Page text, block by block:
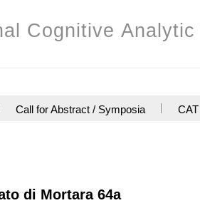
Cognitive Analytic
Call for Abstract / Symposia
di Mortara 64a